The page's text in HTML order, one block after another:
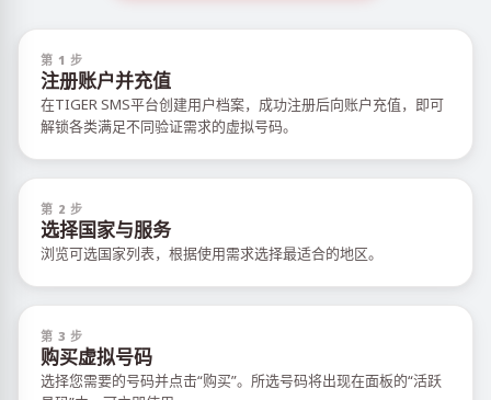
第 1 步
注册账户并充值
在TIGER SMS平台创建用户档案，成功注册后向账户充值，即可
解锁各类满足不同验证需求的虚拟号码。
第 2 步
选择国家与服务
浏览可选国家列表，根据使用需求选择最适合的地区。
第 3 步
购买虚拟号码
选择您需要的号码并点击“购买”。所选号码将出现在面板的“活跃